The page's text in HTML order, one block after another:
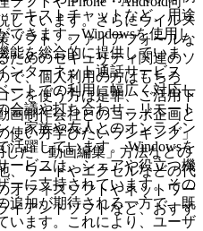
テキストチャットなど、用途
できます。Windowsを使用し
能を総合的に提供していま
ンターネット通話サービス
ートでの利用に幅広く対応し
会議や打ち合わせ、リモート
、家族や友人とのオンライン
活躍しています。 Windowsを
ービスは、シェアや役立つ機
ーに支持されています。その
追加が期待される一方で、既
います。これにより、ユーザ
しています。さらにウイルス
ソフト、ファイアフォールな
ためのセキュリティ関連のソ
で、個人利用の方はもちろ
ンを使う方は是非、ご活用下
画制作会社とのコラボ企画と
使い方学びたいランキング」
した「動画編集」方法などの
、ワードやエクセルなどの代
オフィスソフトやネットワー
イアントソフトなど、おすす